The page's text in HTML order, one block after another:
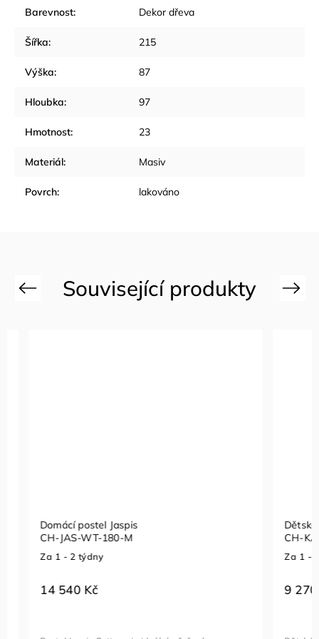
Barevnost: Dekor dřeva
Šířka: 215
Výška: 87
Hloubka: 97
Hmotnost: 23
Materiál: Masiv
Povrch: lakováno
Previous
Domácí postel Jaspis
CH-JAS-WT-180-M
Za 1 - 2 týdny
14 540 Kč
Dětská
CH-
Za 1 - 2
9 270
Next